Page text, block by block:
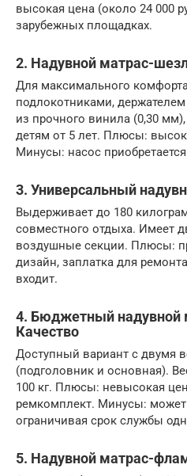
высокая цена (около 24 000
зарубежных площадках.
2. Надувной матрас-
Для максимального
подлокотниками,
из прочного винила (0,30
детям от 5 лет. Плюсы:
Минусы: насос
3. Универсальный
Выдерживает до 180
совместного отдыха. Имеет
воздушные секции. Плюсы:
дизайн, заплатка для
входит.
4. Бюджетный надувной
Качество
Доступный вариант с двумя
(подголовник и основная).
100 кг. Плюсы: невысокая
ремкомплект. Минусы: может
ограничивая срок службы
5. Надувной матрас-